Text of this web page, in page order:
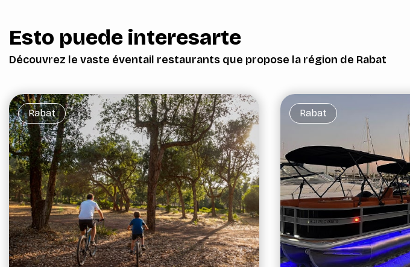
Esto puede interesarte
Découvrez le vaste éventail restaurants que propose la région de Rabat
Rabat Rabat